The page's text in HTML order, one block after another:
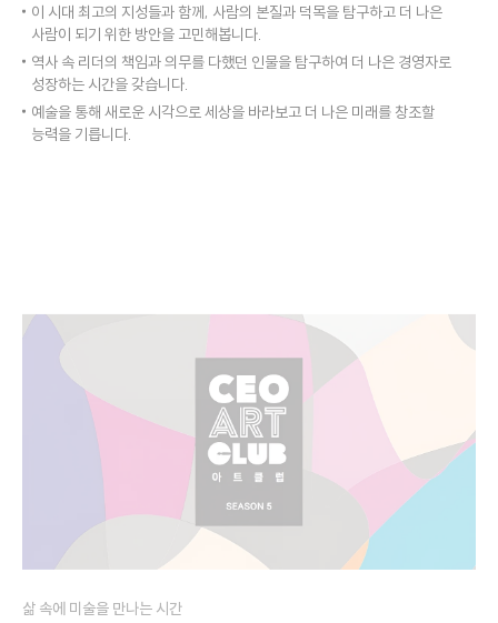
이 시대 최고의 지성들과 함께, 사람의 본질과 덕목을 탐구하고 더 나은
사람이 되기 위한 방안을 고민해봅니다.
역사 속 리더의 책임과 의무를 다했던 인물을 탐구하여 더 나은 경영자로
성장하는 시간을 갖습니다.
예술을 통해 새로운 시각으로 세상을 바라보고 더 나은 미래를 창조할
능력을 기릅니다.
삶 속에 미술을 만나는 시간